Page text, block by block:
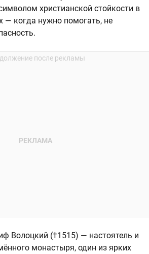
христианской стойкости в
— когда нужно помогать, не
Волоцкий (†1515) — настоятель и
монастыря, один из ярких